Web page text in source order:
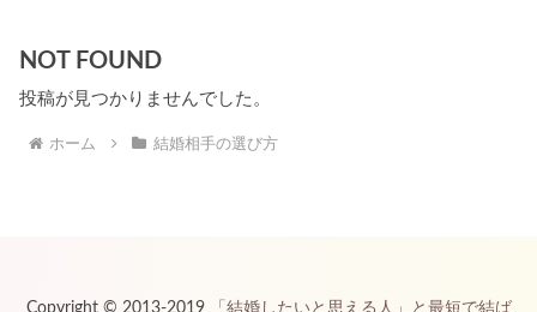
NOT FOUND
投稿が見つかりませんでした。
ホーム 結婚相手の選び方